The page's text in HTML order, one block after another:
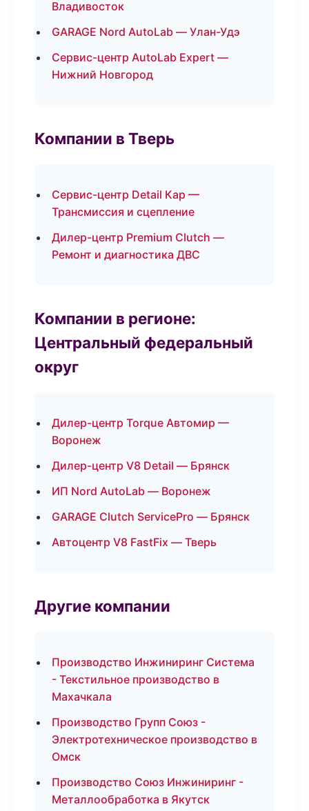
Владивосток
GARAGE Nord AutoLab — Улан-Удэ
Сервис-центр AutoLab Expert —
Нижний Новгород
Компании в Тверь
Сервис-центр Detail Кар —
Трансмиссия и сцепление
Дилер-центр Premium Clutch —
Ремонт и диагностика ДВС
Компании в регионе:
Центральный федеральный
округ
Дилер-центр Torque Автомир —
Воронеж
Дилер-центр V8 Detail — Брянск
ИП Nord AutoLab — Воронеж
GARAGE Clutch ServicePro — Брянск
Автоцентр V8 FastFix — Тверь
Другие компании
Производство Инжиниринг Система
- Текстильное производство в
Махачкала
Производство Групп Союз -
Электротехническое производство в
Омск
Производство Союз Инжиниринг -
Металлообработка в Якутск